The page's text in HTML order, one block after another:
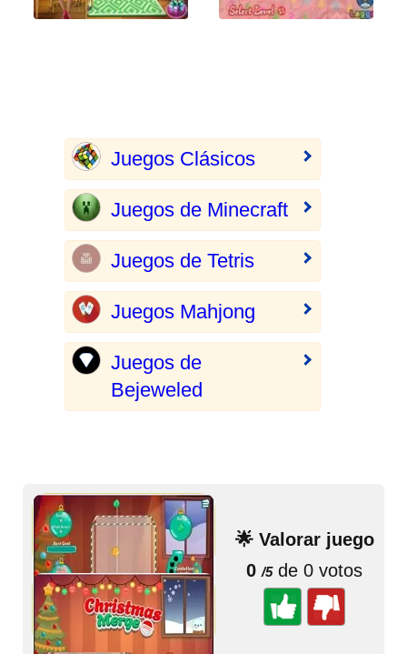
Juegos Clásicos
Juegos de Minecraft
Juegos de Tetris
Juegos Mahjong
Juegos de
Bejeweled
🌟 Valorar juego
0 /5de 0 votos